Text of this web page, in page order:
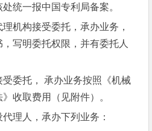
统一报中国专利局备案。
构接受委托，承办业务，
写明委托权限，并有委托人
委托， 承办业务按照《机械
收取费用（见附件）。
人，承办下列业务：